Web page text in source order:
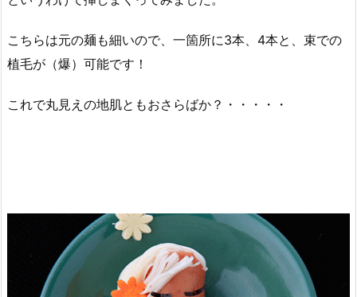
こちらは元の麺も細いので、一箇所に3本、4本と、束での
植毛が（爆）可能です！
これで丸見えの地肌ともおさらばか？・・・・・